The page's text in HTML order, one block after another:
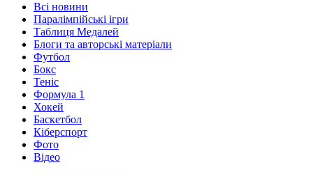
Всі новини
Паралімпійські ігри
Таблиця Медалей
Блоги та авторські матеріали
Футбол
Бокс
Теніс
Формула 1
Хокей
Баскетбол
Кіберспорт
Фото
Відео